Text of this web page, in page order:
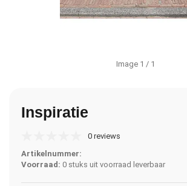
Image 1 / 1
Inspiratie
0 reviews
Artikelnummer:
Voorraad: 0 stuks uit voorraad leverbaar